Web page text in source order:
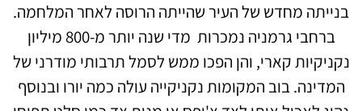
בנייתה מחדש של העיר שהייתה הרוסה לאחר המלחמה.
ברחבי גרמניה נמכרות מדי שנה יותר מ-800 מיליון
נקניקיות קארי, והן הפכו ממש לסמל תרבותי מודרני של
המדינה. בוב המקומות נקניקייה עולה כמה יורו ובנוסף